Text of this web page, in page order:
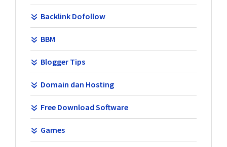
Backlink Dofollow
BBM
Blogger Tips
Domain dan Hosting
Free Download Software
Games